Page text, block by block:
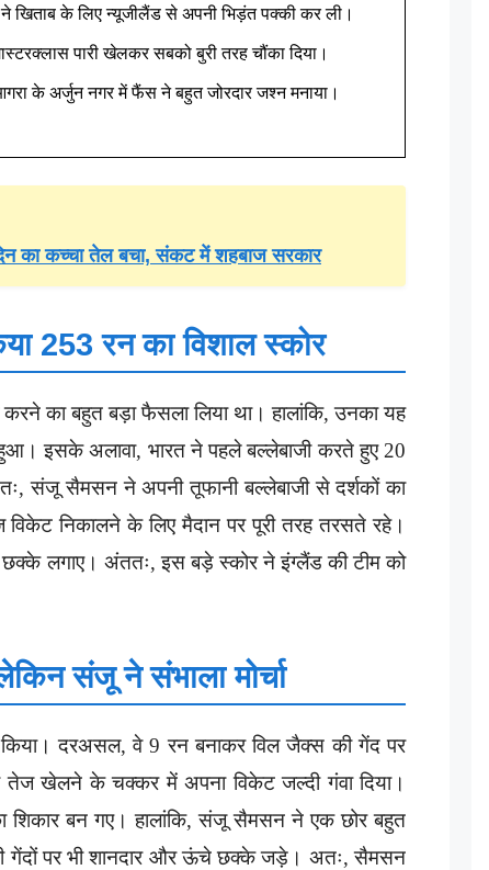
खिताब के लिए न्यूजीलैंड से अपनी भिड़ंत पक्की कर ली।
पारी खेलकर सबको बुरी तरह चौंका दिया।
के अर्जुन नगर में फैंस ने बहुत जोरदार जश्न मनाया।
दिन का कच्चा तेल बचा, संकट में शहबाज सरकार
253 रन का विशाल स्कोर
का बहुत बड़ा फैसला लिया था। हालांकि, उनका यह
इसके अलावा, भारत ने पहले बल्लेबाजी करते हुए 20
संजू सैमसन ने अपनी तूफानी बल्लेबाजी से दर्शकों का
निकालने के लिए मैदान पर पूरी तरह तरसते रहे।
छक्के लगाए। अंततः, इस बड़े स्कोर ने इंग्लैंड की टीम को
संजू ने संभाला मोर्चा
दरअसल, वे 9 रन बनाकर विल जैक्स की गेंद पर
खेलने के चक्कर में अपना विकेट जल्दी गंवा दिया।
शिकार बन गए। हालांकि, संजू सैमसन ने एक छोर बहुत
गेंदों पर भी शानदार और ऊंचे छक्के जड़े। अतः, सैमसन